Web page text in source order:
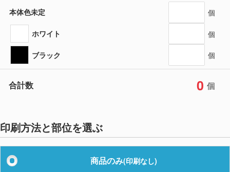
本体色未定 個
ホワイト 個
ブラック 個
合計数 0 個
印刷方法と部位を選ぶ
商品のみ(印刷なし)